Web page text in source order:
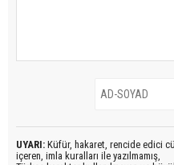
UYARI: Küfür, hakaret, rencide edici
içeren, imla kuralları ile yazılmamış,